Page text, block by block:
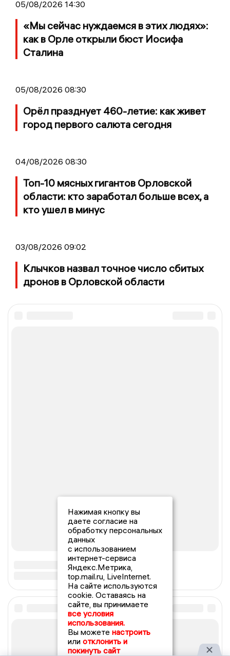
05/08/2026 14:30
«Мы сейчас нуждаемся в этих людях»:
как в Орле открыли бюст Иосифа
Сталина
05/08/2026 08:30
Орёл празднует 460-летие: как живет
город первого салюта сегодня
04/08/2026 08:30
Топ-10 мясных гигантов Орловской
области: кто заработал больше всех, а
кто ушел в минус
03/08/2026 09:02
Клычков назвал точное число сбитых
дронов в Орловской области
Нажимая кнопку вы
даете согласие на
обработку персональных
данных
с использованием
интернет-сервиса
Яндекс.Метрика,
top.mail.ru, LiveInternet.
На сайте используются
cookie. Оставаясь на
сайте, вы принимаете
все условия
использования.
Вы можете настроить
или отклонить и
покинуть сайт